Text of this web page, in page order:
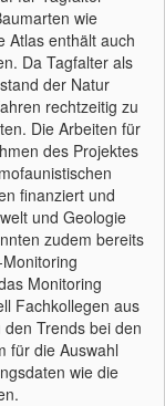
wie
Atlas enthält auch
Da Tagfalter als
der Natur
rechtzeitig zu
Die Arbeiten für
des Projektes
finanziert und
und Geologie
zudem bereits
Monitoring
Fachkollegen aus
Trends bei den
für die Auswahl
wie die